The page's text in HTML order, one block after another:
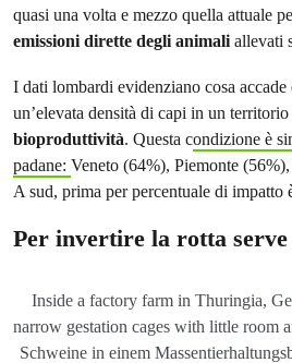
quasi una volta e mezzo quella attuale
emissioni dirette degli animaliallevati
I dati lombardi evidenziano cosa accade
un’elevata densità di capi in un
bioproduttività. Questa condizione è
padane: Veneto (64%), Piemonte
A sud, prima per percentuale di impatto
Per invertire la rotta serve
Inside a factory farm in Thuringia,
narrow gestation cages with little room
Schweine in einem